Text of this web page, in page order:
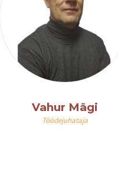
Vahur Mägi
Töödejuhataja